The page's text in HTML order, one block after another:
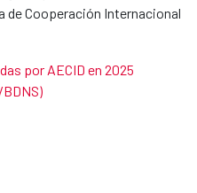
de Cooperación Internacional
por AECID en 2025